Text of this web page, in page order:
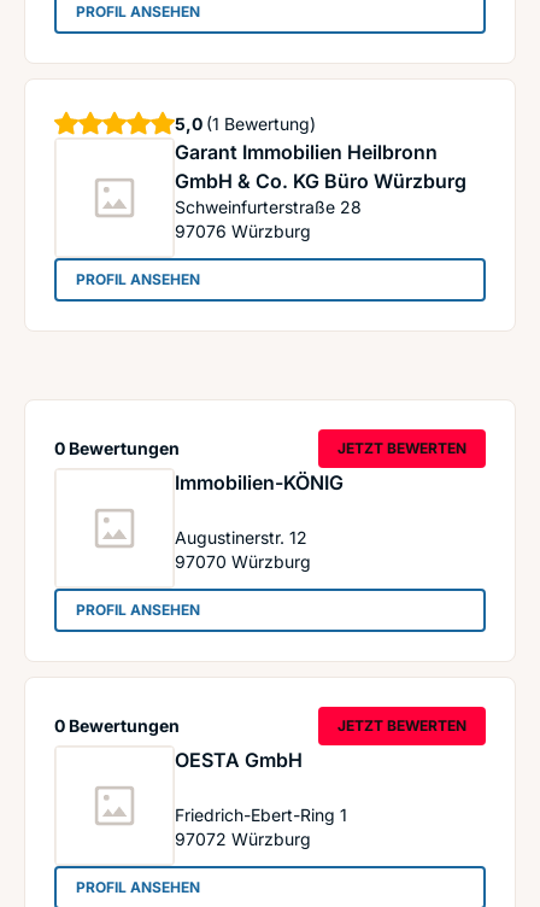
PROFIL ANSEHEN: MONDAO Immobilien & Hausverwaltung
Garant Immobilien Heilbronn
GmbH & Co. KG Büro Würzburg
Schweinfurterstraße 28
97076 Würzburg
5,0 Sterne
(1 Bewertung)
PROFIL ANSEHEN: Garant Immobilien Heilbronn GmbH & Co. KG
Immobilien-KÖNIG
Augustinerstr. 12
97070 Würzburg
0 Bewertungen JETZT BEWERTEN
PROFIL ANSEHEN: Immobilien-KÖNIG
OESTA GmbH
Friedrich-Ebert-Ring 1
97072 Würzburg
0 Bewertungen JETZT BEWERTEN
PROFIL ANSEHEN: OESTA GmbH